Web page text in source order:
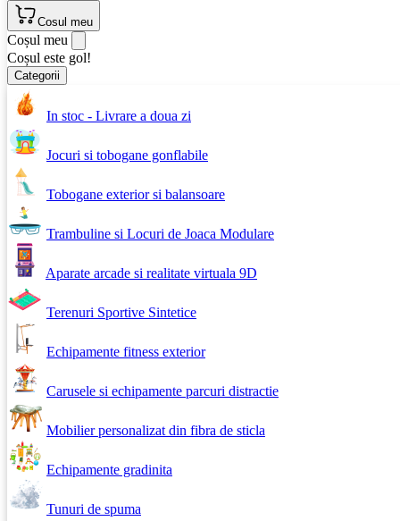
Cosul meu
Coșul meu
Coșul este gol!
Categorii
In stoc - Livrare a doua zi
Jocuri si tobogane gonflabile
Tobogane exterior si balansoare
Trambuline si Locuri de Joaca Modulare
Aparate arcade si realitate virtuala 9D
Terenuri Sportive Sintetice
Echipamente fitness exterior
Carusele si echipamente parcuri distractie
Mobilier personalizat din fibra de sticla
Echipamente gradinita
Tunuri de spuma